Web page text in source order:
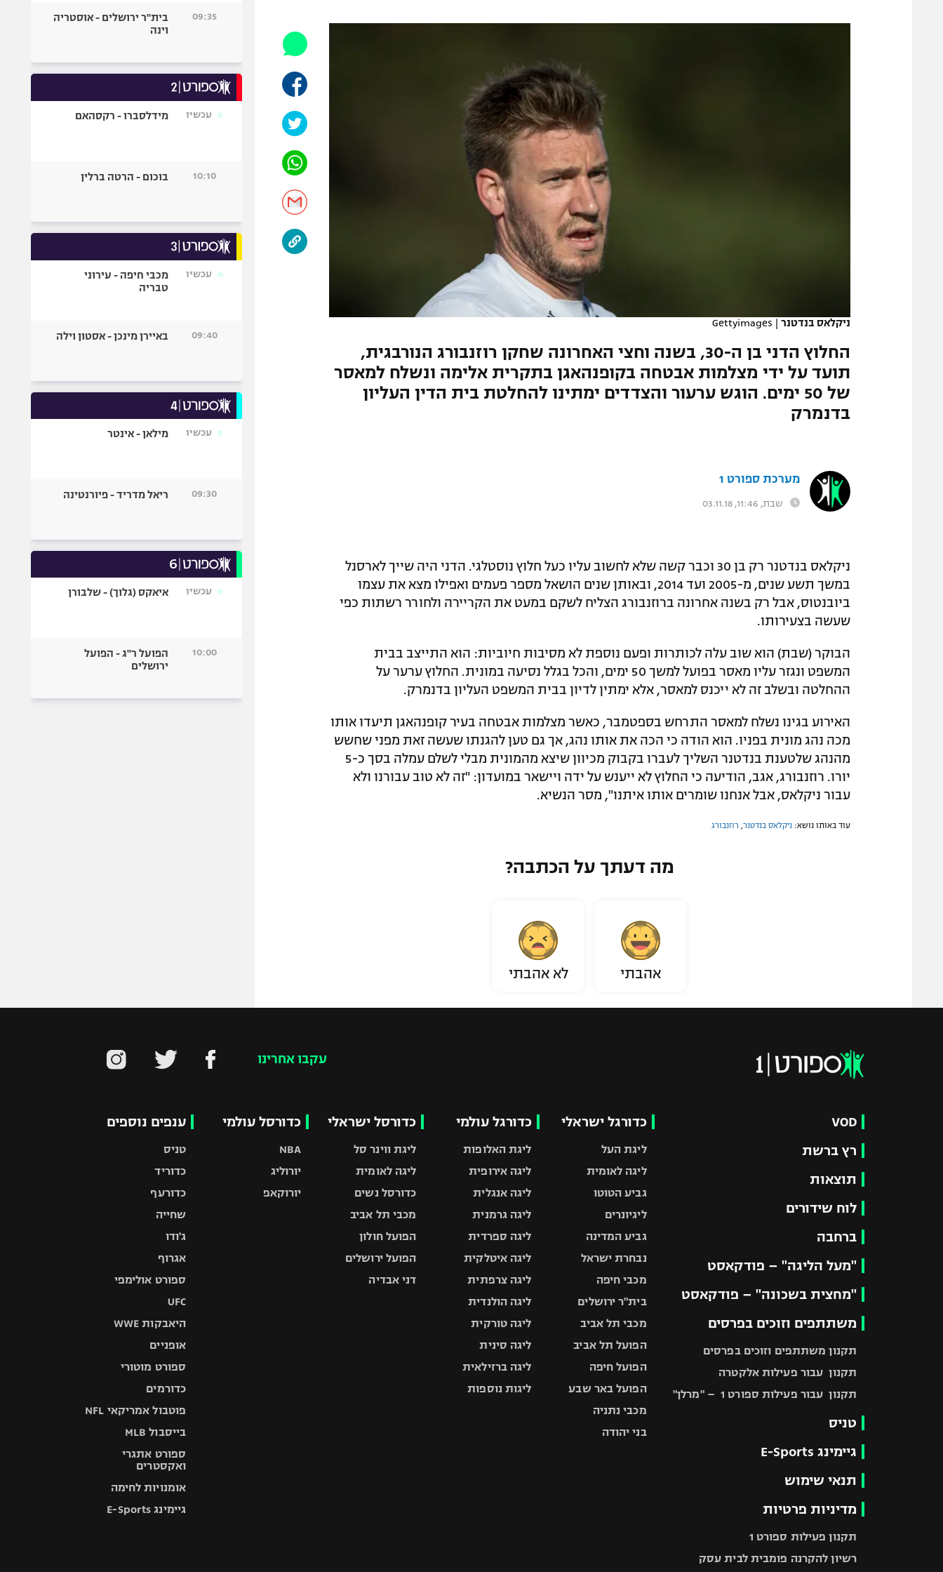
המגזין
הפועל תל אביב
ליגה סינית
ליגות נוספות
אופניים
כדורמים
פוטבול אמריקאי NFL
בייסבול MLB
ניקלאס בנדטנר |
Gettyimages
החלוץ הדני בן ה-30, בשנה וחצי האחרונה שחקן רוזנבורג הנורבגית,
תועד על ידי מצלמות אבטחה בקופנהאגן בתקרית אלימה ונשלח למאסר
של 50 ימים. הוגש ערעור והצדדים ימתינו להחלטת בית הדין העליון
בדנמרק
מערכת ספורט 1
שבת, 11:46, 03.11.18
ניקלאס בנדטנר רק בן 30 וכבר קשה שלא לחשוב עליו כעל חלוץ נוסטלגי. הדני היה שייך לארסנל
במשך תשע שנים, מ-2005 ועד 2014, ובאותן שנים הושאל מספר פעמים ואפילו מצא את עצמו
ביובנטוס, אבל רק בשנה אחרונה ברוזנבורג הצליח לשקם במעט את הקריירה ולחורר רשתות כפי
שעשה בצעירותו.
הבוקר (שבת) הוא שוב עלה לכותרות ופעם נוספת לא מסיבות חיוביות: הוא התייצב בבית
המשפט ונגזר עליו מאסר בפועל למשך 50 ימים, והכל בגלל נסיעה במונית. החלוץ ערער על
ההחלטה ובשלב זה לא ייכנס למאסר, אלא ימתין לדיון בבית המשפט העליון בדנמרק.
האירוע בגינו נשלח למאסר התרחש בספטמבר, כאשר מצלמות אבטחה בעיר קופנהאגן תיעדו אותו
מכה נהג מונית בפניו. הוא הודה כי הכה את אותו נהג, אך גם טען להגנתו שעשה זאת מפני שחשש
מהנהג שלטענת בנדטנר השליך לעברו בקבוק מכיוון שיצא מהמונית מבלי לשלם עמלה בסך כ-5
יורו. רוזנבורג, אגב, הודיעה כי החלוץ לא ייענש על ידה ויישאר במועדון: "זה לא טוב עבורנו ולא
עבור ניקלאס, אבל אנחנו שומרים אותו איתנו", מסר הנשיא.
עוד באותו נושא: ניקלאס בנדטנר רוזנבורג
מה דעתך על הכתבה?
אהבתי לא אהבתי
09:35
בית"ר ירושלים - אוסטריה
וינה
עכשיו מידלסברו - רקסהאם
10:10 בוכום - הרטה ברלין
עכשיו
מכבי חיפה - עירוני
טבריה
09:40 באיירן מינכן - אסטון וילה
עכשיו מילאן - אינטר
09:30 ריאל מדריד - פיורנטינה
עכשיו איאקס (גלוך) - שלבורן
10:00
הפועל ר"ג - הפועל
ירושלים
עקבו אחרינו
VOD
רץ ברשת
תוצאות
לוח שידורים
ברחבה
"מעל הליגה" – פודקאסט
"מחצית בשכונה" – פודקאסט
משתתפים וזוכים בפרסים
תקנון משתתפים וזוכים בפרסים
תקנון עבור פעילות אלקטרה
תקנון עבור פעילות ספורט 1 – "מרלן"
טניס
גיימינג E-Sports
תנאי שימוש
מדיניות פרטיות
תקנון פעילות ספורט 1
רשיון להקרנה פומבית לבית עסק
כדורגל ישראלי
ליגת העל
ליגה לאומית
גביע הטוטו
ליגיונרים
גביע המדינה
נבחרת ישראל
מכבי חיפה
בית"ר ירושלים
מכבי תל אביב
הפועל תל אביב
הפועל חיפה
הפועל באר שבע
מכבי נתניה
בני יהודה
כדורגל עולמי
ליגת האלופות
ליגה אירופית
ליגה אנגלית
ליגה גרמנית
ליגה ספרדית
ליגה איטלקית
ליגה צרפתית
ליגה הולנדית
ליגה טורקית
ליגה סינית
ליגה ברזילאית
ליגות נוספות
כדורסל ישראלי
ליגת ווינר סל
ליגה לאומית
כדורסל נשים
מכבי תל אביב
הפועל חולון
הפועל ירושלים
דני אבדיה
כדורסל עולמי
NBA
יורוליג
יורוקאפ
ענפים נוספים
טניס
כדוריד
כדורעף
שחייה
ג'ודו
אגרוף
ספורט אולימפי
UFC
היאבקות WWE
אופניים
ספורט מוטורי
כדורמים
פוטבול אמריקאי NFL
בייסבול MLB
ספורט אתגרי
ואקסטרים
אומנויות לחימה
גיימינג E-Sports